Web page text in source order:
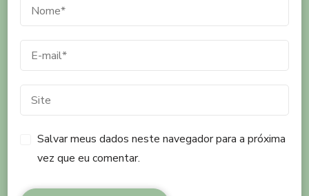
Salvar meus dados neste navegador para a próxima
vez que eu comentar.